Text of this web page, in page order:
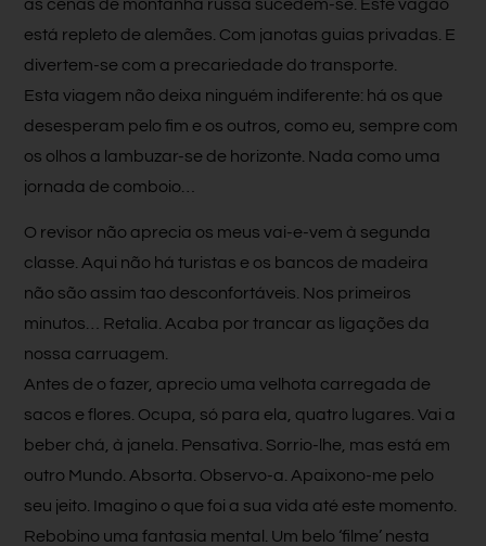
as cenas de montanha russa sucedem-se. Este vagão
está repleto de alemães. Com janotas guias privadas. E
divertem-se com a precariedade do transporte.
Esta viagem não deixa ninguém indiferente: há os que
desesperam pelo fim e os outros, como eu, sempre com
os olhos a lambuzar-se de horizonte. Nada como uma
jornada de comboio…
O revisor não aprecia os meus vai-e-vem à segunda
classe. Aqui não há turistas e os bancos de madeira
não são assim tao desconfortáveis. Nos primeiros
minutos… Retalia. Acaba por trancar as ligações da
nossa carruagem.
Antes de o fazer, aprecio uma velhota carregada de
sacos e flores. Ocupa, só para ela, quatro lugares. Vai a
beber chá, à janela. Pensativa. Sorrio-lhe, mas está em
outro Mundo. Absorta. Observo-a. Apaixono-me pelo
seu jeito. Imagino o que foi a sua vida até este momento.
Rebobino uma fantasia mental. Um belo ‘filme’ nesta